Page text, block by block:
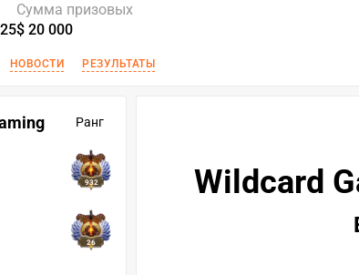
Сумма призовых
$ 20 000
НОВОСТИ РЕЗУЛЬТАТЫ
Ранг
932
26
Wildcard